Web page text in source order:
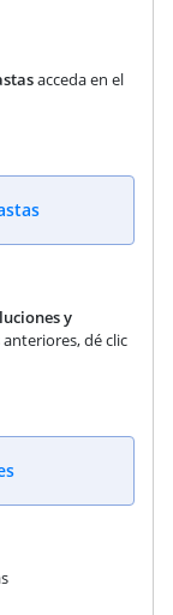
acceda en el
y
dé clic